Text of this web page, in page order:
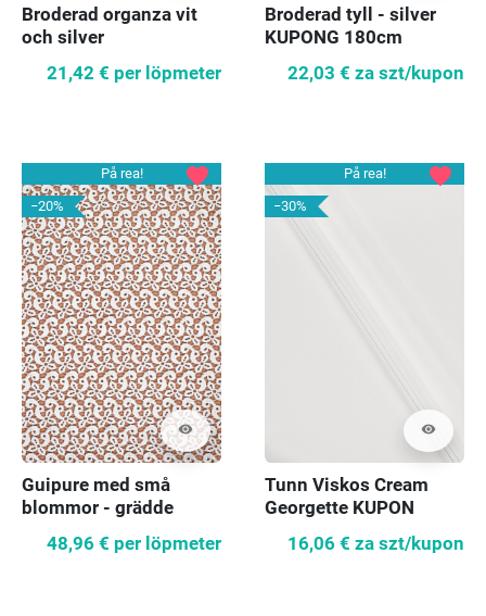
Broderad organza vit
och silver
21,42 € per löpmeter
Broderad tyll - silver
KUPONG 180cm
22,03 € za szt/kupon
På rea!
−20%
visibility
favorite
Guipure med små
blommor - grädde
48,96 € per löpmeter
På rea!
−30%
visibility
favorite
Tunn Viskos Cream
Georgette KUPON
16,06 € za szt/kupon